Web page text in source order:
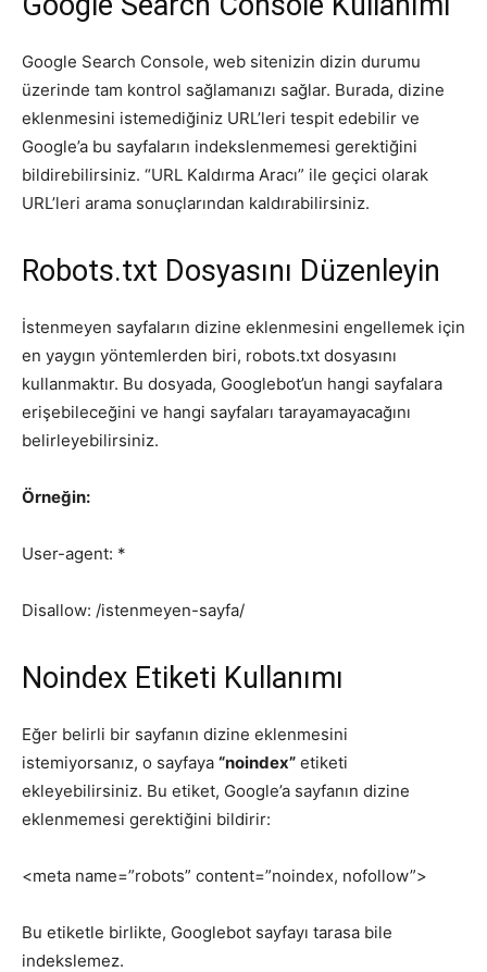
Google Search Console, web sitenizin dizin durumu
üzerinde tam kontrol sağlamanızı sağlar. Burada, dizine
eklenmesini istemediğiniz URL’leri tespit edebilir ve
Google’a bu sayfaların indekslenmemesi gerektiğini
bildirebilirsiniz. “URL Kaldırma Aracı” ile geçici olarak
URL’leri arama sonuçlarından kaldırabilirsiniz.
Robots.txt Dosyasını Düzenleyin
İstenmeyen sayfaların dizine eklenmesini engellemek için
en yaygın yöntemlerden biri, robots.txt dosyasını
kullanmaktır. Bu dosyada, Googlebot’un hangi sayfalara
erişebileceğini ve hangi sayfaları tarayamayacağını
belirleyebilirsiniz.
Örneğin:
User-agent: *
Disallow: /istenmeyen-sayfa/
Noindex Etiketi Kullanımı
Eğer belirli bir sayfanın dizine eklenmesini
istemiyorsanız, o sayfaya “noindex” etiketi
ekleyebilirsiniz. Bu etiket, Google’a sayfanın dizine
eklenmemesi gerektiğini bildirir:
<meta name=”robots” content=”noindex, nofollow”>
Bu etiketle birlikte, Googlebot sayfayı tarasa bile
indekslemez.